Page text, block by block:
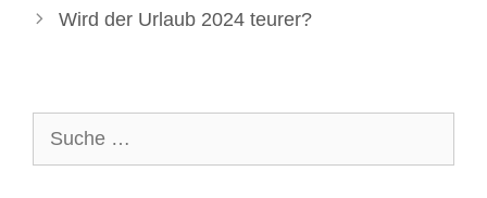
Wird der Urlaub 2024 teurer?
nach: